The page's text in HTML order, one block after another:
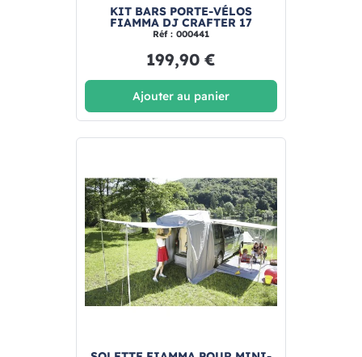
KIT BARS PORTE-VÉLOS
FIAMMA DJ CRAFTER 17
Réf : 000441
199,90 €
Ajouter au panier